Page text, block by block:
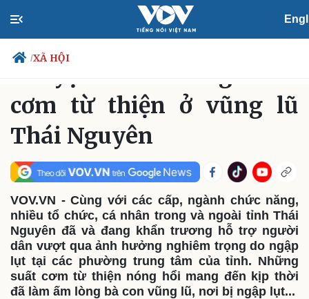
/XÃ HỘI
Chính trị
Tổ chức nhân sự
Quốc hội
Nhận diện sự thật
Dự báo thời tiết
Giáo dục
Dấu ấn VOV
Việc làm
Biển đảo
cơm từ thiện ở vũng lũ
Thái Nguyên
VOV.VN - Cùng với các cấp, ngành chức năng,
nhiều tổ chức, cá nhân trong và ngoài tỉnh Thái
Nguyên đã và đang khẩn trương hỗ trợ người
dân vượt qua ảnh hưởng nghiêm trọng do ngập
lụt tại các phường trung tâm của tỉnh. Những
suất cơm từ thiện nóng hổi mang đến kịp thời
đã làm ấm lòng bà con vũng lũ, nơi bị ngập lụt...